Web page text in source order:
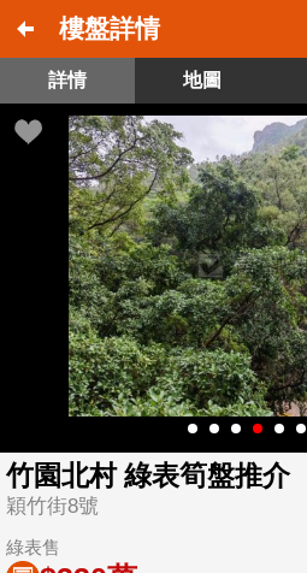
樓盤詳情
詳情 地圖
竹園北村 綠表筍盤推介
穎竹街8號
綠表售